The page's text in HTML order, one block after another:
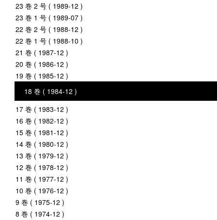
23 巻 2 号 ( 1989-12 )
23 巻 1 号 ( 1989-07 )
22 巻 2 号 ( 1988-12 )
22 巻 1 号 ( 1988-10 )
21 巻 ( 1987-12 )
20 巻 ( 1986-12 )
19 巻 ( 1985-12 )
18 巻 ( 1984-12 )
17 巻 ( 1983-12 )
16 巻 ( 1982-12 )
15 巻 ( 1981-12 )
14 巻 ( 1980-12 )
13 巻 ( 1979-12 )
12 巻 ( 1978-12 )
11 巻 ( 1977-12 )
10 巻 ( 1976-12 )
9 巻 ( 1975-12 )
8 巻 ( 1974-12 )